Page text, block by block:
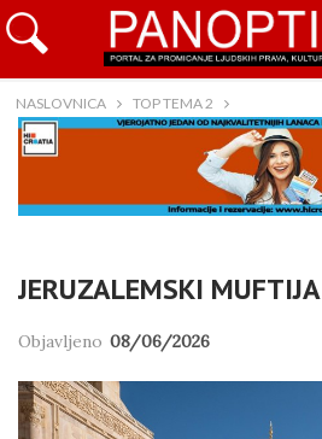
NASLOVNICA TOP TEMA 2
JERUZALEMSKI MUFTIJA
Objavljeno 08/06/2026